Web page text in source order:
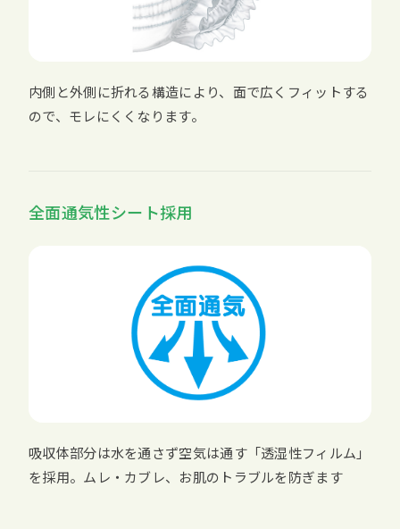
内側と外側に折れる構造により、面で広くフィットする
ので、モレにくくなります。
全面通気性シート採用
吸収体部分は水を通さず空気は通す「透湿性フィルム」
を採用。ムレ・カブレ、お肌のトラブルを防ぎます